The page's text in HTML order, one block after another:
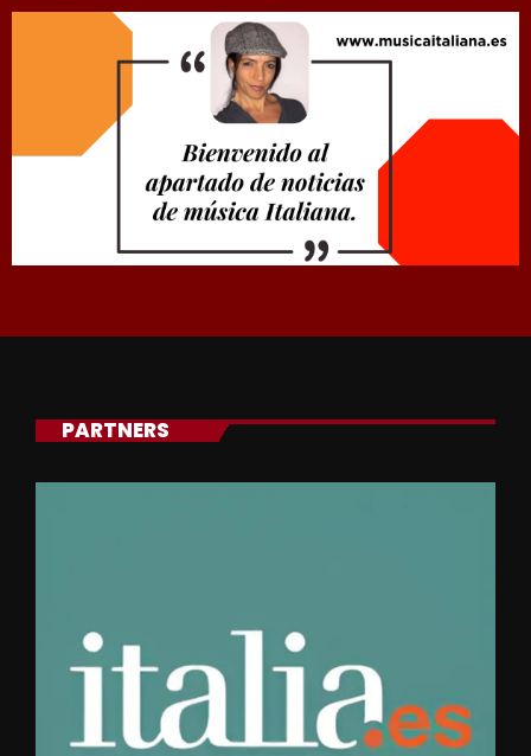
PARTNERS